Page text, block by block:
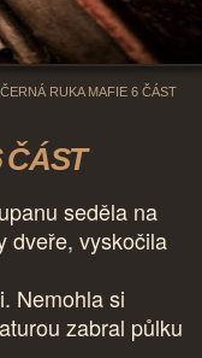
ČERNÁ RUKA MAFIE 6 ČÁST
ČÁST
seděla na
dveře, vyskočila
Nemohla si
zabral půlku